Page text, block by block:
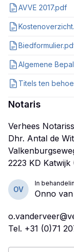
AVVE 2017.pdf
Titels ten
Notaris
Verhees
Dhr. Antal de
OV
In
Onno
Tel. +31 (0)71